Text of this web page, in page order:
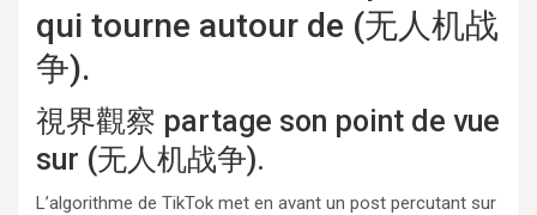
qui tourne autour de (无人机战
争).
視界觀察 partage son point de vue
sur (无人机战争).
L’algorithme de TikTok met en avant un post percutant sur